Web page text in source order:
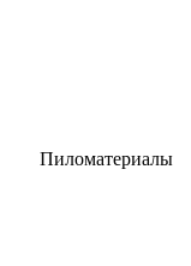
Пиломатериалы